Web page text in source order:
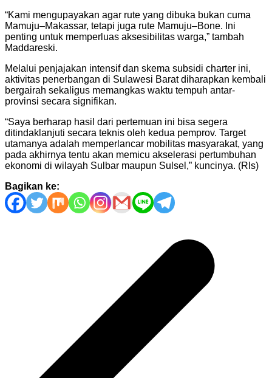
“Kami mengupayakan agar rute yang dibuka bukan cuma
Mamuju–Makassar, tetapi juga rute Mamuju–Bone. Ini
penting untuk memperluas aksesibilitas warga,” tambah
Maddareski.
Melalui penjajakan intensif dan skema subsidi charter ini,
aktivitas penerbangan di Sulawesi Barat diharapkan kembali
bergairah sekaligus memangkas waktu tempuh antar-
provinsi secara signifikan.
“Saya berharap hasil dari pertemuan ini bisa segera
ditindaklanjuti secara teknis oleh kedua pemprov. Target
utamanya adalah memperlancar mobilitas masyarakat, yang
pada akhirnya tentu akan memicu akselerasi pertumbuhan
ekonomi di wilayah Sulbar maupun Sulsel,” kuncinya. (Rls)
Bagikan ke: